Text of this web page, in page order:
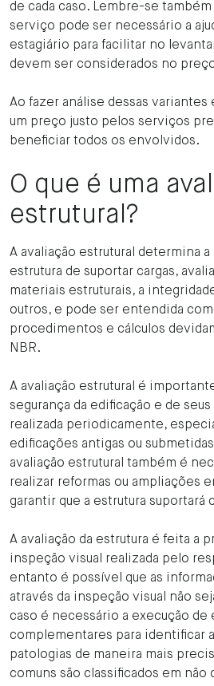
de cada caso. Lembre-se
serviço pode ser necessário a
estagiário para facilitar no
devem ser considerados no
Ao fazer análise dessas
um preço justo pelos serviços
beneficiar todos os envolvidos.
O que é uma
estrutural?
A avaliação estrutural determina a
estrutura de suportar cargas,
materiais estruturais, a
outros, e pode ser entendida
procedimentos e cálculos
NBR.
A avaliação estrutural é
segurança da edificação e de
realizada periodicamente,
edificações antigas ou
avaliação estrutural também é
realizar reformas ou ampliações
garantir que a estrutura suportará
A avaliação da estrutura é feita a
inspeção visual realizada pelo
entanto é possível que as
através da inspeção visual não
caso é necessário a execução de
complementares para identificar
patologias de maneira mais
comuns são classificados em